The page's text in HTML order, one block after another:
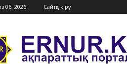
06, 2026 Сайтқа кіру